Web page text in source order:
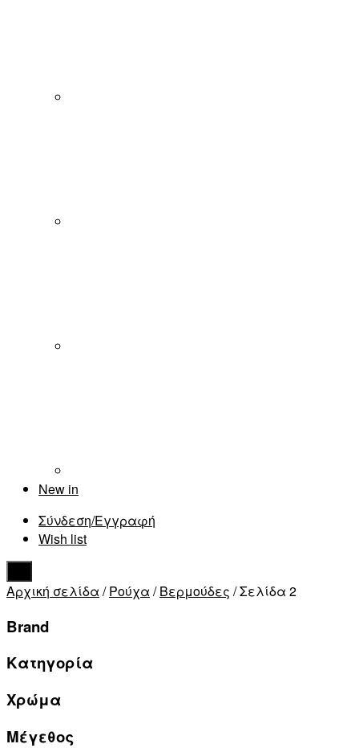
New in
Σύνδεση/Εγγραφή
Wish list
Αρχική σελίδα /Ρούχα /Βερμούδες / Σελίδα 2
Brand
Κατηγορία
Χρώμα
Μέγεθος